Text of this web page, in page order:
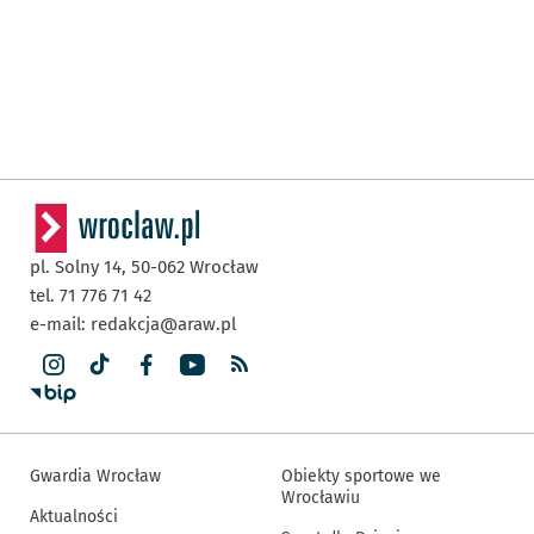
pl. Solny 14, 50-062 Wrocław
tel. 71 776 71 42
e-mail: redakcja@araw.pl
Gwardia Wrocław
Aktualności
Obiekty sportowe we
Wrocławiu